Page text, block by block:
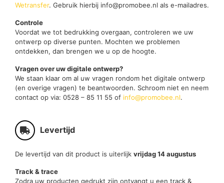
Wetransfer. Gebruik hierbij info@promobee.nl als e-mailadres.
Controle
Voordat we tot bedrukking overgaan, controleren we uw
ontwerp op diverse punten. Mochten we problemen
ontdekken, dan brengen we u op de hoogte.
Vragen over uw digitale ontwerp?
We staan klaar om al uw vragen rondom het digitale ontwerp
(en overige vragen) te beantwoorden. Schroom niet en neem
contact op via: 0528 – 85 11 55 of info@promobee.nl.
Levertijd
De levertijd van dit product is uiterlijk vrijdag 14 augustus
Track & trace
Zodra uw producten gedrukt zijn ontvangt u een track &